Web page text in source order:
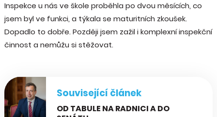
Inspekce u nás ve škole proběhla po dvou měsících, co
jsem byl ve funkci, a týkala se maturitních zkoušek.
Dopadlo to dobře. Později jsem zažil i komplexní inspekční
činnost a nemůžu si stěžovat.
Související článek
OD TABULE NA RADNICI A DO